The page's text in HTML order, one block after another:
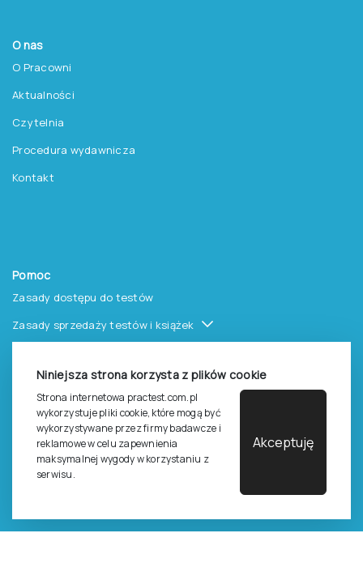
Niniejsza strona korzysta z plików cookie
Strona internetowa practest.com.pl
wykorzystuje pliki cookie, które mogą być
wykorzystywane przez firmy badawcze i
reklamowe w celu zapewnienia
maksymalnej wygody w korzystaniu z
serwisu.
Akceptuję
O nas
O Pracowni
Aktualności
Czytelnia
Procedura wydawnicza
Kontakt
Pomoc
Zasady dostępu do testów
Zasady sprzedaży testów i książek
Cennik i katalog
Zasady zapisów na szkolenia
Dla studentów i doktorantów
Epsilon dla studentów i pracowników naukowych uczelni